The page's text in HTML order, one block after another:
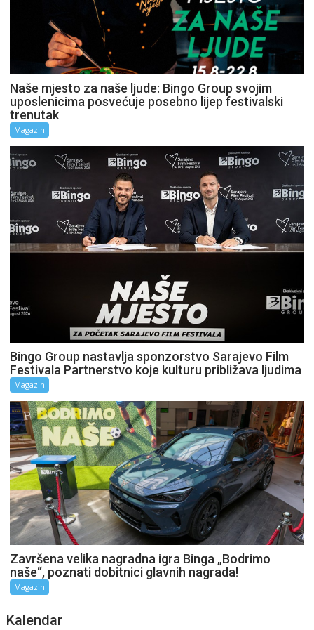
Naše mjesto za naše ljude: Bingo Group svojim
uposlenicima posvećuje posebno lijep festivalski
trenutak
Magazin
Bingo Group nastavlja sponzorstvo Sarajevo Film
Festivala Partnerstvo koje kulturu približava ljudima
Magazin
Završena velika nagradna igra Binga „Bodrimo
naše“, poznati dobitnici glavnih nagrada!
Magazin
Kalendar